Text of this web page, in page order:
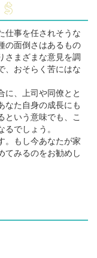
仕事を任されそうな
の面倒さはあるもの
さまざまな意見を調
、おそらく苦にはな
、上司や同僚とと
なた自身の成長にも
という意味でも、こ
でしょう。
。もし今あなたが家
てみるのをお勧めし